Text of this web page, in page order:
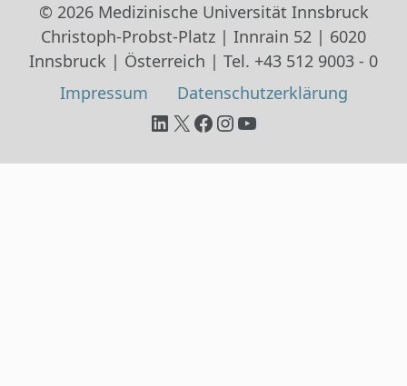
© 2026 Medizinische Universität Innsbruck
Christoph-Probst-Platz | Innrain 52 | 6020
Innsbruck | Österreich | Tel. +43 512 9003 - 0
Impressum
Datenschutz­erklärung
LinkedIn
X Facebook
Instagram
YouTube